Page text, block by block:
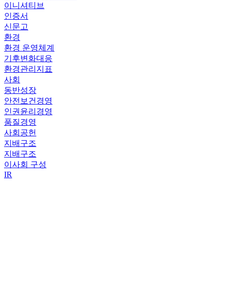
이니셔티브
인증서
신문고
환경
환경 운영체계
기후변화대응
환경관리지표
사회
동반성장
안전보건경영
인권윤리경영
품질경영
사회공헌
지배구조
지배구조
이사회 구성
IR